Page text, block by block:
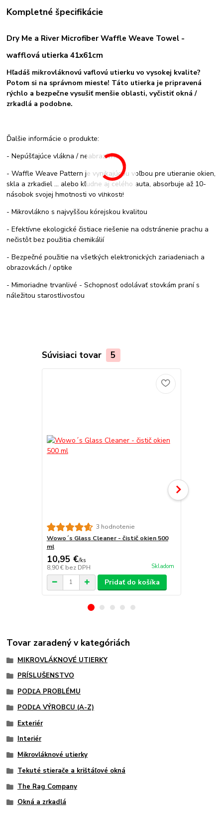
Kompletné špecifikácie
Dry Me a River Microfiber Waffle Weave Towel -
wafflová utierka 41x61cm
Hľadáš mikrovláknovú vaflovú utierku vo vysokej kvalite?
Potom si na správnom mieste! Táto utierka je pripravená
rýchlo a bezpečne vysušiť menšie oblasti, vyčistiť okná /
zrkadlá a podobne.
Ďalšie informácie o produkte:
- Nepúšťajúce vlákna / neabrazívne
- Waffle Weave Pattern je vynikajúcou voľbou pre utieranie okien,
skla a zrkadiel ... alebo kľudne aj celého auta, absorbuje až 10-
násobok svojej hmotnosti vo vlhkosti!
- Mikrovlákno s najvyššou kórejskou kvalitou
- Efektívne ekologické čistiace riešenie na odstránenie prachu a
nečistôt bez použitia chemikálií
- Bezpečné použitie na všetkých elektronických zariadeniach a
obrazovkách / optike
- Mimoriadne trvanlivé - Schopnosť odolávať stovkám praní s
náležitou starostlivosťou
Súvisiaci tovar 5
3 hodnotenie
Wowo´s Glass Cleaner - čistič okien 500
ml
10,95 €/ks
8,90 € bez DPH Skladom
Pridať do košíka
Tovar zaradený v kategóriách
MIKROVLÁKNOVÉ UTIERKY
PRÍSLUŠENSTVO
PODĽA PROBLÉMU
PODĽA VÝROBCU (A-Z)
Exteriér
Interiér
Mikrovláknové utierky
Tekuté stierače a krištáľové okná
The Rag Company
Okná a zrkadlá